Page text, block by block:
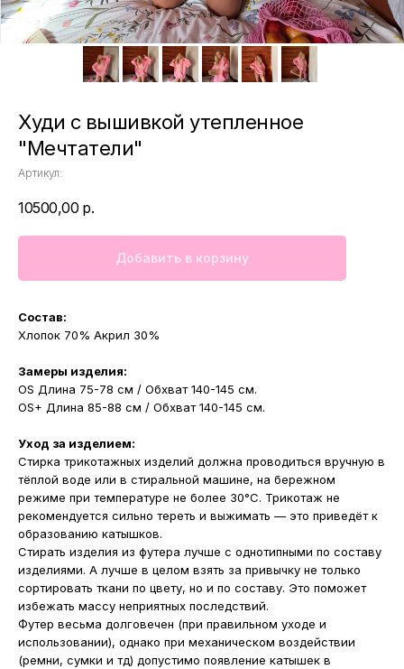
Худи с вышивкой утепленное
"Мечтатели"
Артикул:
10500,00 р.
Добавить в корзину
Состав:
Хлопок 70% Акрил 30%
Замеры изделия:
OS Длина 75-78 см / Обхват 140-145 см.
OS+ Длина 85-88 см / Обхват 140-145 см.
Уход за изделием:
Стирка трикотажных изделий должна проводиться вручную в
тёплой воде или в стиральной машине, на бережном
режиме при температуре не более 30°С. Трикотаж не
рекомендуется сильно тереть и выжимать — это приведёт к
образованию катышков.
Стирать изделия из футера лучше с однотипными по составу
изделиями. А лучше в целом взять за привычку не только
сортировать ткани по цвету, но и по составу. Это поможет
избежать массу неприятных последствий.
Футер весьма долговечен (при правильном уходе и
использовании), однако при механическом воздействии
(ремни, сумки и тд) допустимо появление катышек в